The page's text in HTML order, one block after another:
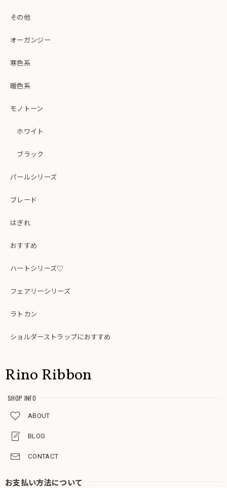
その他
オーガンジー
寒色系
暖色系
モノトーン
ホワイト
ブラック
パールシリーズ
ブレード
はぎれ
おすすめ
ハートシリーズ♡
フェアリーシリーズ
ラトカン
ショルダーストラップにおすすめ
Rino Ribbon
SHOP INFO
ABOUT
BLOG
CONTACT
お支払い方法について